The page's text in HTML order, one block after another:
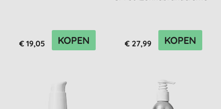
€ 19,05 KOPEN € 27,99 KOPEN